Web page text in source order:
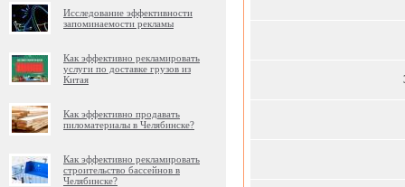
Исследование эффективности
запоминаемости рекламы
Как эффективно рекламировать
услуги по доставке грузов из
Китая
Как эффективно продавать
пиломатериалы в Челябинске?
Как эффективно рекламировать
строительство бассейнов в
Челябинске?